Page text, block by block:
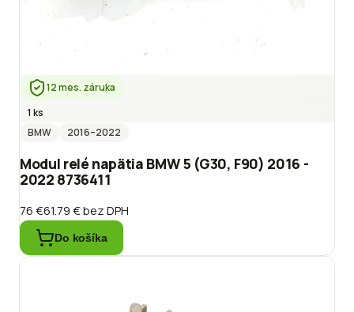
12 mes. záruka
1 ks
BMW
2016–2022
Modul relé napätia BMW 5 (G30, F90) 2016 -
2022 8736411
76 €61.79 €bez DPH
Do košíka